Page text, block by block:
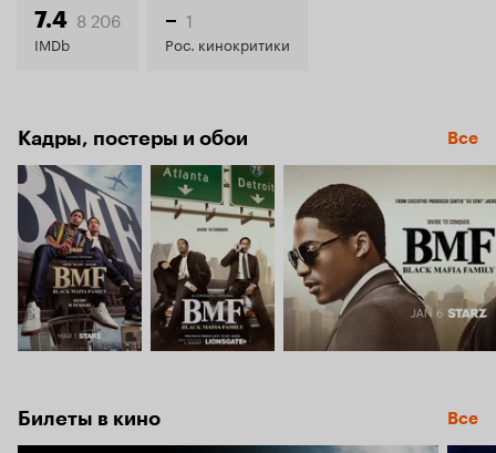
7.2
7.4 8 206
IMDb
– 1
Рос. кинокритики
Кадры, постеры и обои Все
Билеты в кино Все